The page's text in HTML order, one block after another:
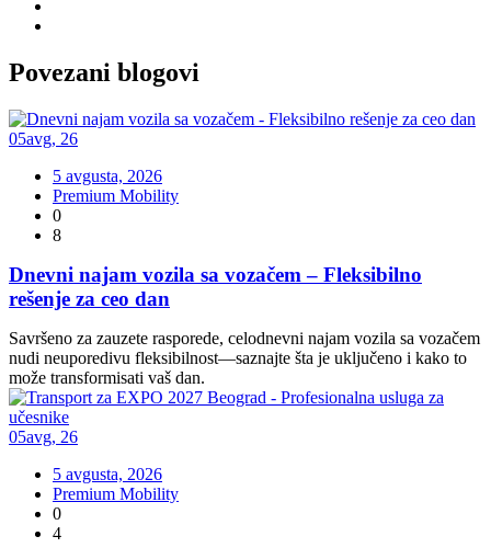
Povezani blogovi
05avg, 26
5 avgusta, 2026
Premium Mobility
0
8
Dnevni najam vozila sa vozačem – Fleksibilno
rešenje za ceo dan
Savršeno za zauzete rasporede, celodnevni najam vozila sa vozačem
nudi neuporedivu fleksibilnost—saznajte šta je uključeno i kako to
može transformisati vaš dan.
05avg, 26
5 avgusta, 2026
Premium Mobility
0
4